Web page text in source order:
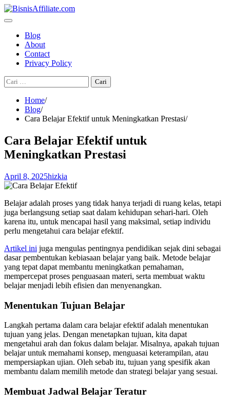
Skip
to
Blog
About
Contact
Privacy Policy
Cari
untuk:
Home
Blog
Cara Belajar Efektif untuk Meningkatkan Prestasi
Cara Belajar Efektif untuk
Meningkatkan Prestasi
April 8, 2025hizkia
Belajar adalah proses yang tidak hanya terjadi di ruang kelas, tetapi
juga berlangsung setiap saat dalam kehidupan sehari-hari. Oleh
karena itu, untuk mencapai hasil yang maksimal, setiap individu
perlu mengetahui cara belajar efektif.
Artikel ini juga mengulas pentingnya pendidikan sejak dini sebagai
dasar pembentukan kebiasaan belajar yang baik. Metode belajar
yang tepat dapat membantu meningkatkan pemahaman,
mempercepat proses penguasaan materi, serta membuat waktu
belajar menjadi lebih efisien dan menyenangkan.
Menentukan Tujuan Belajar
Langkah pertama dalam cara belajar efektif adalah menentukan
tujuan yang jelas. Dengan menetapkan tujuan, kita dapat
mengetahui arah dan fokus dalam belajar. Misalnya, apakah tujuan
belajar untuk memahami konsep, menguasai keterampilan, atau
mempersiapkan ujian. Oleh sebab itu, tujuan yang spesifik akan
membantu dalam memilih metode dan strategi belajar yang sesuai.
Membuat Jadwal Belajar Teratur